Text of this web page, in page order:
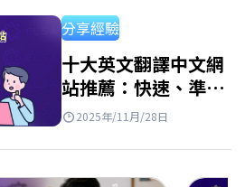
分享經驗
十大英文翻譯中文網
站推薦：快速、準確
且免費
2025年/11月/28日